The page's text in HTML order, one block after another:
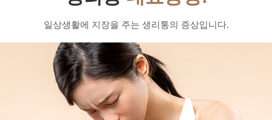
일상생활에 지장을 주는 생리통의 증상입니다.